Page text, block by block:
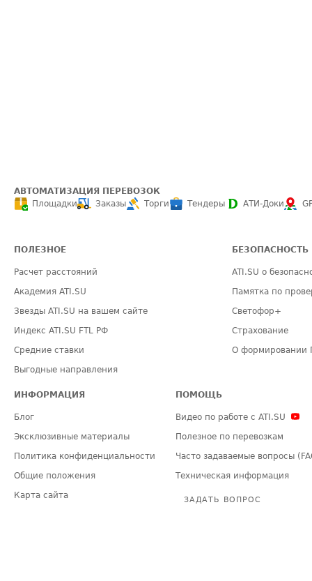
АВТОМАТИЗАЦИЯ ПЕРЕВОЗОК
Площадки
Заказы Торги Тендеры АТИ-Доки
ПОЛЕЗНОЕ
Расчет расстояний
Академия ATI.SU
Звезды ATI.SU на вашем сайте
Индекс ATI.SU FTL РФ
Средние ставки
Выгодные направления
БЕЗОПАСНОСТЬ
ATI.SU о
Памятка по
Светофор+
Страхование
О формировании
ИНФОРМАЦИЯ
Блог
Эксклюзивные материалы
Политика конфиденциальности
Общие положения
Карта сайта
ПОМОЩЬ
Видео по работе с ATI.SU
Полезное по перевозкам
Часто задаваемые вопросы
Техническая информация
ЗАДАТЬ ВОПРОС